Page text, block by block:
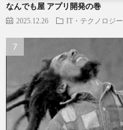
なんでも屋 アプリ開発の巻
2025.12.26 IT・テクノロジー